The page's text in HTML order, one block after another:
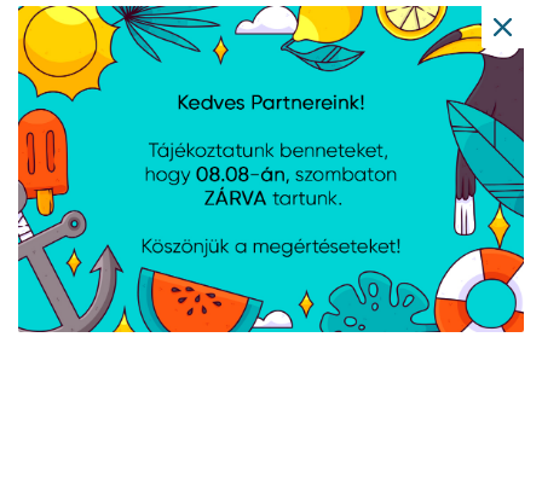
Navigáció
Hírek
Újdonságok
Kapcsolat
Letöltések
Gyártóink
Információ